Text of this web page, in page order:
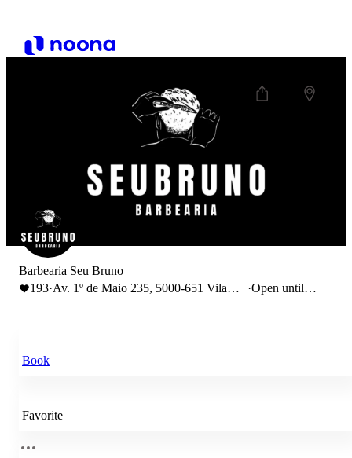
Barbearia Seu Bruno
193·Av. 1º de Maio 235, 5000-651 Vila
·Open until
Book
Favorite